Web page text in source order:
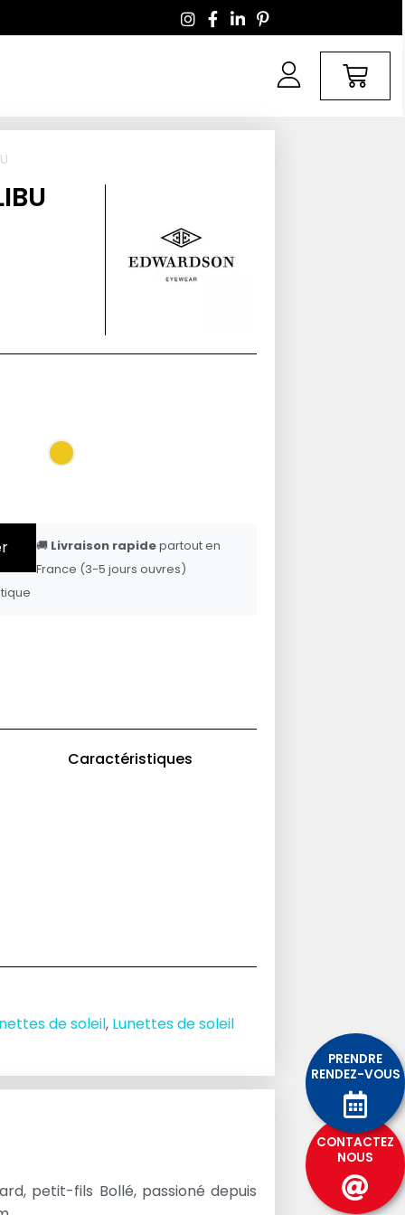
🚚 Livraison rapidepartout en
France (3-5 jours ouvres)
Caractéristiques
de soleil, Lunettes de soleil
petit-fils Bollé, passioné depuis
PRENDRE
RENDEZ-VOUS
CONTACTEZ
NOUS